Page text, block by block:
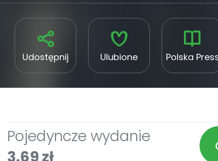
Udostępnij Ulubione Polska
Pojedyncze wydanie